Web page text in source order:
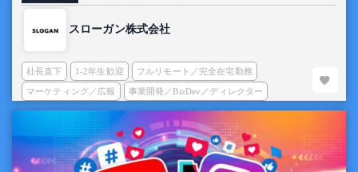
スローガン株式会社
社長直下 1-2年生歓迎 フルリモート／完全在宅勤務
マーケティング／広報 事業開発／BizDev／ディレクター